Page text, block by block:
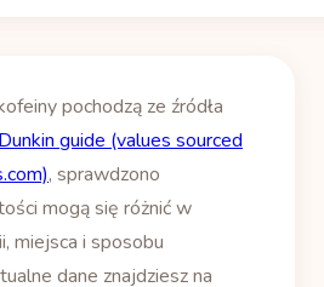
pochodzą ze źródła
guide (values sourced
, sprawdzono
mogą się różnić w
miejsca i sposobu
dane znajdziesz na